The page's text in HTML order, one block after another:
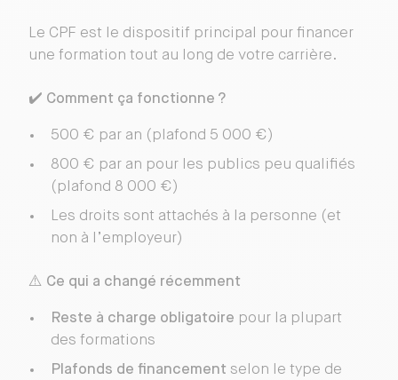
Le CPF est le dispositif principal pour financer
une formation tout au long de votre carrière.
✔️ Comment ça fonctionne ?
500 € par an (plafond 5 000 €)
800 € par an pour les publics peu qualifiés
(plafond 8 000 €)
Les droits sont attachés à la personne (et
non à l’employeur)
⚠️ Ce qui a changé récemment
Reste à charge obligatoire pour la plupart
des formations
Plafonds de financement selon le type de